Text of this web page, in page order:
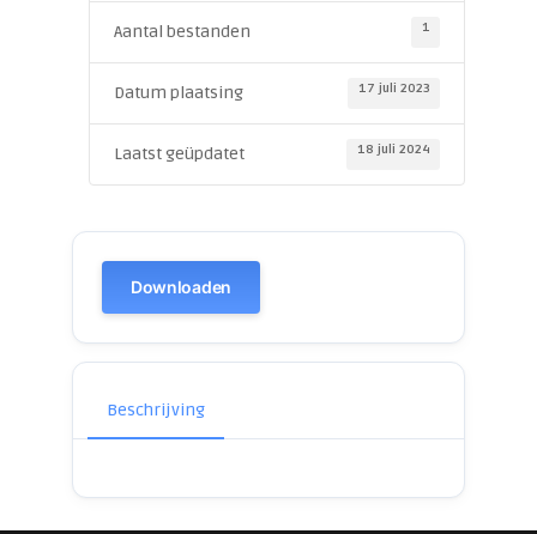
Aantal bestanden 1
Datum plaatsing 17 juli 2023
Laatst geüpdatet 18 juli 2024
Downloaden
Beschrijving